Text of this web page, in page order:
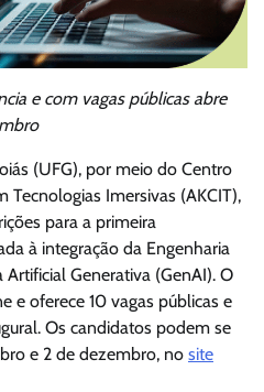
e com vagas públicas abre
(UFG), por meio do Centro
Tecnologias Imersivas (AKCIT),
para a primeira
à integração da Engenharia
Generativa (GenAI). O
e oferece 10 vagas públicas e
Os candidatos podem se
e 2 de dezembro, no site